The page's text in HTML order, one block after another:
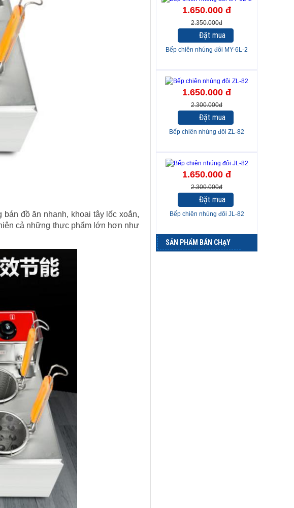
đồ ăn nhanh, khoai tây lốc xoắn,
cả những thực phẩm lớn hơn như
1.650.000 đ
2.350.000đ
Đặt mua
Bếp chiên nhúng đôi MY-6L-2
1.650.000 đ
2.300.000đ
Đặt mua
Bếp chiên nhúng đôi ZL-82
1.650.000 đ
2.300.000đ
Đặt mua
Bếp chiên nhúng đôi JL-82
SẢN PHẨM BÁN CHẠY